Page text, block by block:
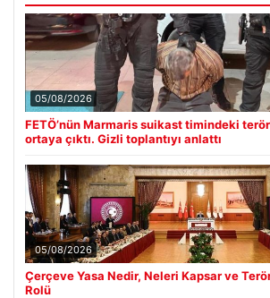
05/08/2026
FETÖ’nün Marmaris suikast timindeki
ortaya çıktı. Gizli toplantıyı anlattı
05/08/2026
Çerçeve Yasa Nedir, Neleri Kapsar ve
Rolü